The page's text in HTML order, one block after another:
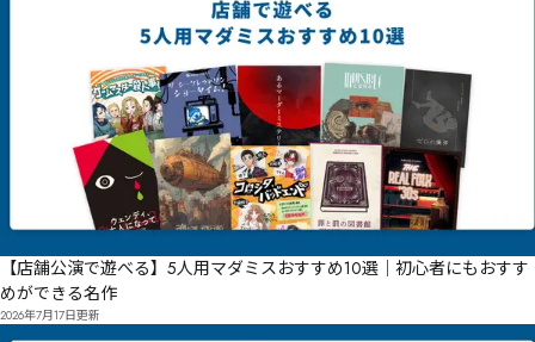
【店舗公演で遊べる】5人用マダミスおすすめ10選｜初心者にもおすす
めができる名作
2026年7月17日更新